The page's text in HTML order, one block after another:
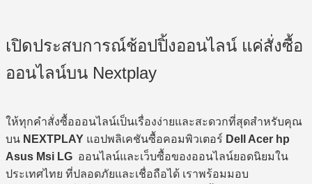
เปิดประสบการณ์ช้อปปิ้งออนไลน์ แค่สั่งซื้อ
ออนไลน์บน Nextplay
ให้ทุกคำสั่งซื้อออนไลน์เป็นเรื่องง่ายและสะดวกที่สุดสำหรับคุณ
บน NEXTPLAY แอปพลิเคชันซื้อคอมพิวเตอร์ Dell Acer hp
Asus Msi LG ออนไลน์และเว็บซื้อของออนไลน์ยอดนิยมใน
ประเทศไทย ที่ปลอดภัยและเชื่อถือได้ เราพร้อมมอบ